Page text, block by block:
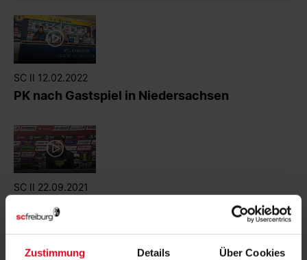
Zustimmung Details Über Cookies
SC II 12.02.2022
PK nach Gastspiel in Niedersachsen
SC II 22.09.2021
PK nach Heimspiel gegen Braunschweig